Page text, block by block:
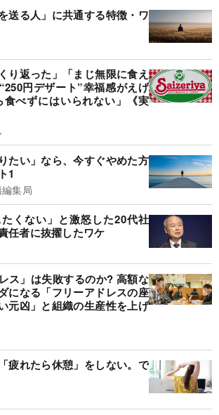
送る人」に共通する特徴・ワ
り返った」「まじ無限に食え
円デザート”幸福感がえげ
べずにはいられない」《実
たい」なら、今すぐやめた方
1
集局
くない」と激怒した20代社
任者に抜擢したワケ
ス」は失敗するのか? 高額な
になる「フリーアドレスの座
元凶」と組織の生産性を上げ
疲れたら休憩」をしない。で